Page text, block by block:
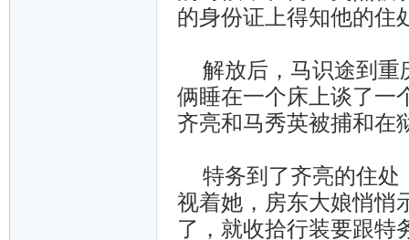
的身份证上得知他的住
解放后，马识途到重
俩睡在一个床上谈了一
齐亮和马秀英被捕和在
特务到了齐亮的住处
视着她，房东大娘悄悄
了，就收拾行装要跟特